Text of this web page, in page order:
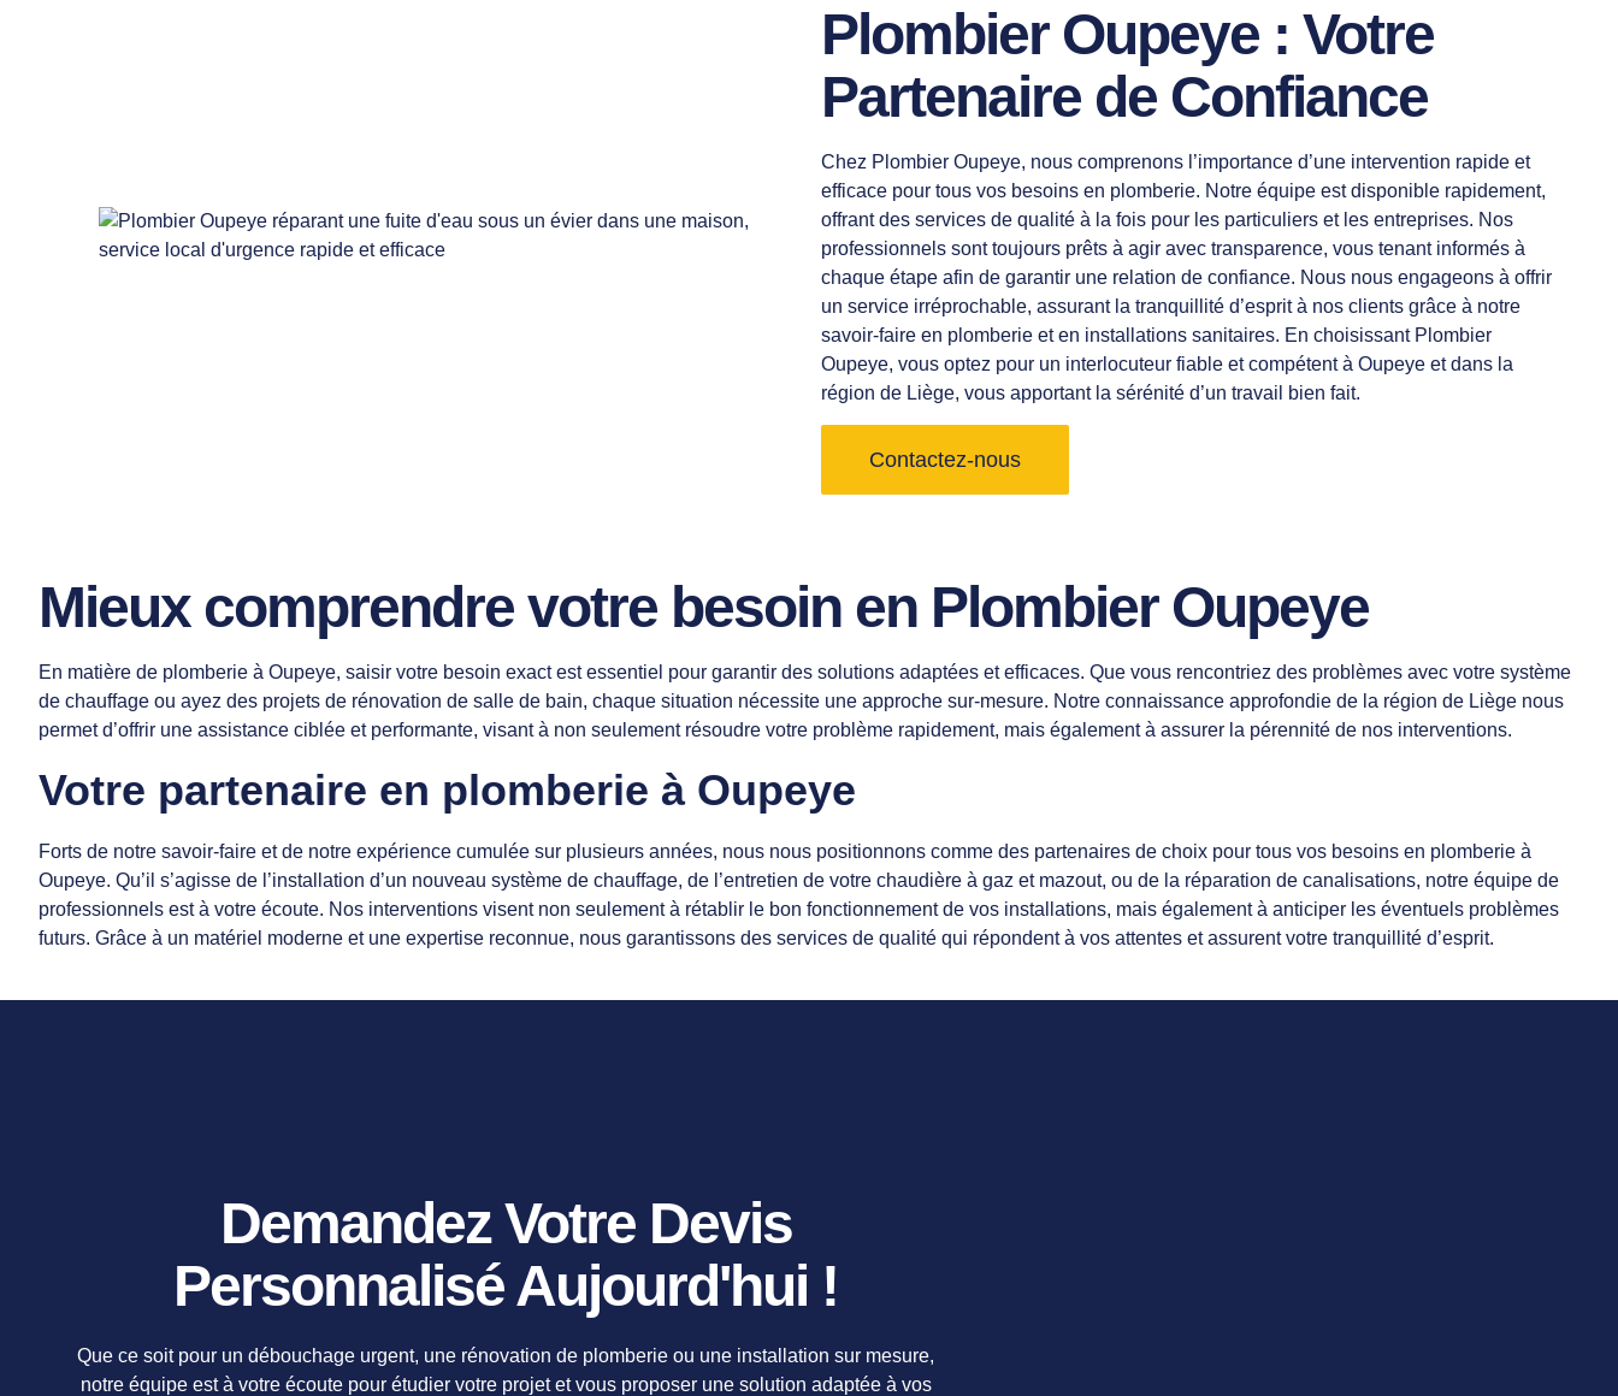
Plombier Oupeye : Votre
Partenaire de Confiance
Chez Plombier Oupeye, nous comprenons l’importance d’une intervention rapide et
efficace pour tous vos besoins en plomberie. Notre équipe est disponible rapidement,
offrant des services de qualité à la fois pour les particuliers et les entreprises. Nos
professionnels sont toujours prêts à agir avec transparence, vous tenant informés à
chaque étape afin de garantir une relation de confiance. Nous nous engageons à offrir
un service irréprochable, assurant la tranquillité d’esprit à nos clients grâce à notre
savoir-faire en plomberie et en installations sanitaires. En choisissant Plombier
Oupeye, vous optez pour un interlocuteur fiable et compétent à Oupeye et dans la
région de Liège, vous apportant la sérénité d’un travail bien fait.
Contactez-nous
Mieux comprendre votre besoin en Plombier Oupeye
En matière de plomberie à Oupeye, saisir votre besoin exact est essentiel pour garantir des solutions adaptées et efficaces. Que vous rencontriez des problèmes avec votre système
de chauffage ou ayez des projets de rénovation de salle de bain, chaque situation nécessite une approche sur-mesure. Notre connaissance approfondie de la région de Liège nous
permet d’offrir une assistance ciblée et performante, visant à non seulement résoudre votre problème rapidement, mais également à assurer la pérennité de nos interventions.
Votre partenaire en plomberie à Oupeye
Forts de notre savoir-faire et de notre expérience cumulée sur plusieurs années, nous nous positionnons comme des partenaires de choix pour tous vos besoins en plomberie à
Oupeye. Qu’il s’agisse de l’installation d’un nouveau système de chauffage, de l’entretien de votre chaudière à gaz et mazout, ou de la réparation de canalisations, notre équipe de
professionnels est à votre écoute. Nos interventions visent non seulement à rétablir le bon fonctionnement de vos installations, mais également à anticiper les éventuels problèmes
futurs. Grâce à un matériel moderne et une expertise reconnue, nous garantissons des services de qualité qui répondent à vos attentes et assurent votre tranquillité d’esprit.
Demandez Votre Devis
Personnalisé Aujourd'hui !
Que ce soit pour un débouchage urgent, une rénovation de plomberie ou une installation sur mesure,
notre équipe est à votre écoute pour étudier votre projet et vous proposer une solution adaptée à vos